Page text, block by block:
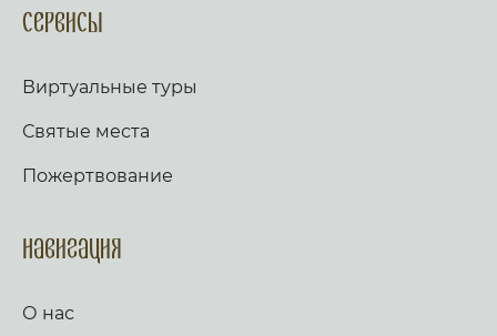
Сервисы
Виртуальные туры
Святые места
Пожертвование
Навигация
О нас